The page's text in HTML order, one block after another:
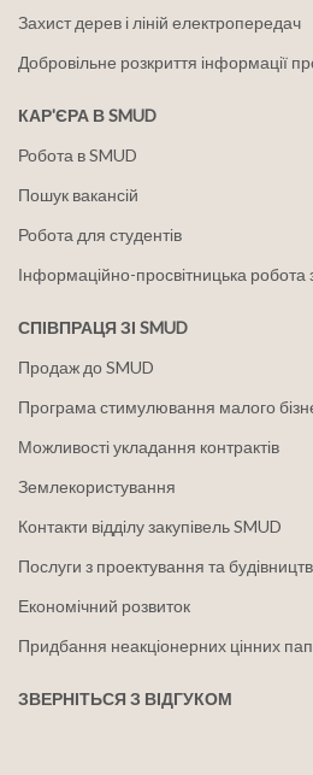
Захист дерев і ліній електропередач
Добровільне розкриття інформації
КАР'ЄРА В SMUD
Робота в SMUD
Пошук вакансій
Робота для студентів
Інформаційно-просвітницька робота
СПІВПРАЦЯ ЗІ SMUD
Продаж до SMUD
Програма стимулювання малого
Можливості укладання контрактів
Землекористування
Контакти відділу закупівель SMUD
Послуги з проектування та
Економічний розвиток
Придбання неакціонерних цінних
ЗВЕРНІТЬСЯ З ВІДГУКОМ